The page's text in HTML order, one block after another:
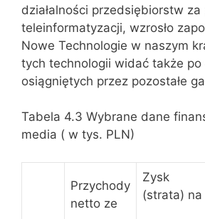
działalności przedsiębiorstw za
teleinformatyzacji, wzrosło
Nowe Technologie w naszym
tych technologii widać także po
osiągniętych przez pozostałe
Tabela 4.3 Wybrane dane
media ( w tys. PLN)
Przychody
netto ze
Zysk
(strata) na